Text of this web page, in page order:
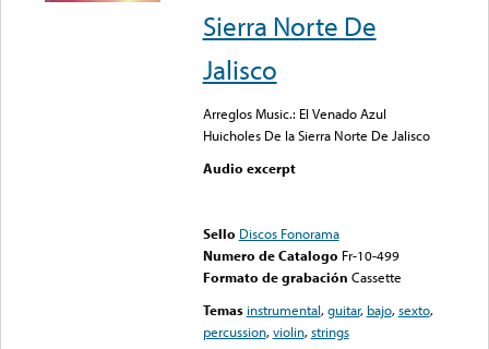
Sierra Norte De
Jalisco
Arreglos Music.: El Venado Azul
Huicholes De la Sierra Norte De Jalisco
Audio excerpt
Sello Discos Fonorama
Numero de Catalogo Fr-10-499
Formato de grabación Cassette
Temas instrumental,guitar, bajo,sexto,
percussion,violin,strings